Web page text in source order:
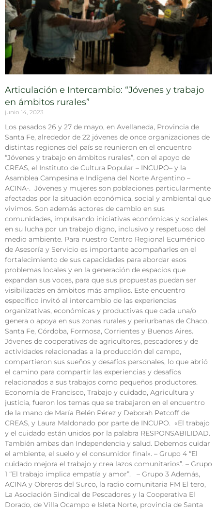
Articulación e Intercambio: “Jóvenes y trabajo
en ámbitos rurales”
junio 14, 2023
Los pasados 26 y 27 de mayo, en Avellaneda, Provincia de
Santa Fe, alrededor de 22 jóvenes de once organizaciones de
distintas regiones del país se reunieron en el encuentro
“Jóvenes y trabajo en ámbitos rurales”, con el apoyo de
CREAS, el Instituto de Cultura Popular – INCUPO– y la
Asamblea Campesina e Indígena del Norte Argentino –
ACINA-. Jóvenes y mujeres son poblaciones particularmente
afectadas por la situación económica, social y ambiental que
vivimos. Son además actores de cambio en sus
comunidades, impulsando iniciativas económicas y sociales
en su lucha por un trabajo digno, inclusivo y respetuoso del
medio ambiente. Para nuestro Centro Regional Ecuménico
de Asesoría y Servicio es importante acompañarles en el
fortalecimiento de sus capacidades para abordar esos
problemas locales y en la generación de espacios que
expandan sus voces, para que sus propuestas puedan ser
visibilizadas en ámbitos más amplios. Este encuentro
específico invitó al intercambio de las experiencias
organizativas, económicas y productivas que cada una/o
genera o apoya en sus zonas rurales y periurbanas de Chaco,
Santa Fe, Córdoba, Formosa, Corrientes y Buenos Aires.
Jóvenes de cooperativas de agricultores, pescadores y de
actividades relacionadas a la producción del campo,
compartieron sus sueños y desafíos personales, lo que abrió
el camino para compartir las experiencias y desafíos
relacionados a sus trabajos como pequeños productores.
Economía de Francisco, Trabajo y cuidado, Agricultura y
justicia, fueron los temas que se trabajaron en el encuentro
de la mano de María Belén Pérez y Deborah Petcoff de
CREAS, y Laura Maldonado por parte de INCUPO. «El trabajo
y el cuidado están unidos por la palabra RESPONSABILIDAD.
También ambas dan Independencia y salud. Debemos cuidar
el ambiente, el suelo y el consumidor final». – Grupo 4 “El
cuidado mejora el trabajo y crea lazos comunitarios”. – Grupo
1 “El trabajo implica empatía y amor”. – Grupo 3 Además,
ACINA y Obreros del Surco, la radio comunitaria FM El tero,
La Asociación Sindical de Pescadores y la Cooperativa El
Dorado, de Villa Ocampo e Isleta Norte, provincia de Santa